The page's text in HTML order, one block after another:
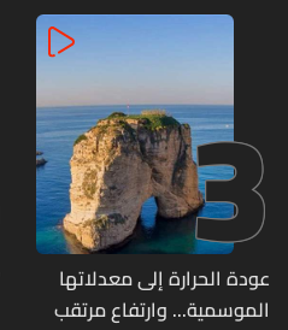
3
عودة الحرارة إلى معدلاتها
الموسمية... وارتفاع مرتقب